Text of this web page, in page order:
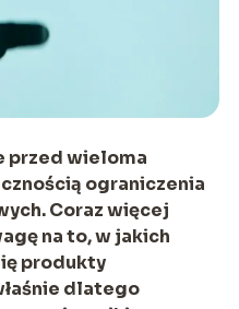
przed wieloma
ograniczenia
Coraz więcej
na to, w jakich
produkty
dlatego